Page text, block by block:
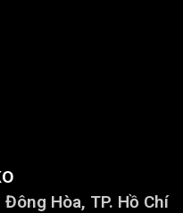
Hòa, TP. Hồ Chí